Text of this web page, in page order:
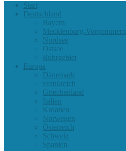
Start
Deutschland
Bayern
Mecklenburg-Vorpommern
Nordsee
Ostsee
Ruhrgebiet
Europa
Dänemark
Frankreich
Griechenland
Italien
Kroatien
Norwegen
Österreich
Schweiz
Spanien